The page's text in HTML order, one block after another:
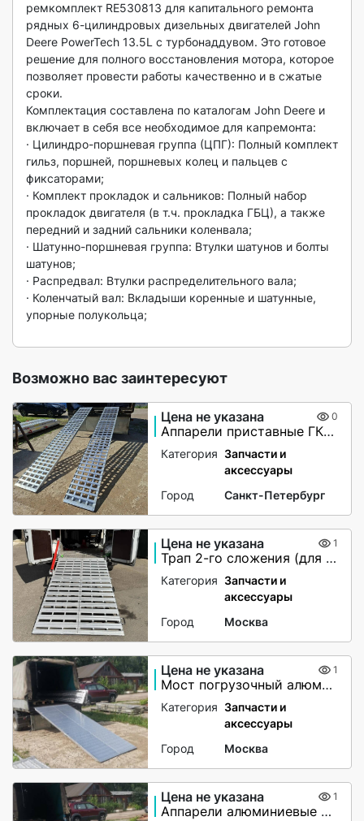
ремкомплект RE530813 для капитального ремонта
рядных 6-цилиндровых дизельных двигателей John
Deere PowerTech 13.5L с турбонаддувом. Это готовое
решение для полного восстановления мотора, которое
позволяет провести работы качественно и в сжатые
сроки.
Комплектация составлена по каталогам John Deere и
включает в себя все необходимое для капремонта:
· Цилиндро-поршневая группа (ЦПГ): Полный комплект
гильз, поршней, поршневых колец и пальцев с
фиксаторами;
· Комплект прокладок и сальников: Полный набор
прокладок двигателя (в т.ч. прокладка ГБЦ), а также
передний и задний сальники коленвала;
· Шатунно-поршневая группа: Втулки шатунов и болты
шатунов;
· Распредвал: Втулки распределительного вала;
· Коленчатый вал: Вкладыши коренные и шатунные,
упорные полукольца;
Возможно вас заинтересуют
Цена не указана 0
Аппарели приставные ГКА 5.350.40 2/3
Категория Запчасти и
аксессуары
Город
Санкт-Петербург
Цена не указана 1
Трап 2-го сложения (для мото-вездеходов) не поворотный
Категория Запчасти и
аксессуары
Город
Москва
Цена не указана 1
Мост погрузочный алюминиевый
Категория Запчасти и
аксессуары
Город
Москва
Цена не указана 1
Аппарели алюминиевые 6000 кг